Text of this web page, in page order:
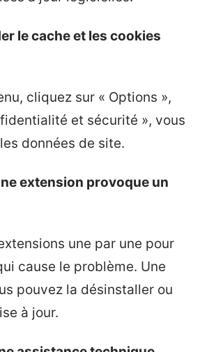
le cache et les cookies
cliquez sur « Options »,
et sécurité », vous
données de site.
extension provoque un
une par une pour
cause le problème. Une
pouvez la désinstaller ou
à jour.